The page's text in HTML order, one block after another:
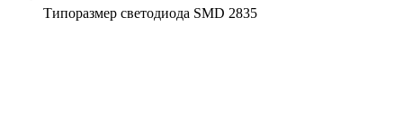
Типоразмер светодиода SMD 2835